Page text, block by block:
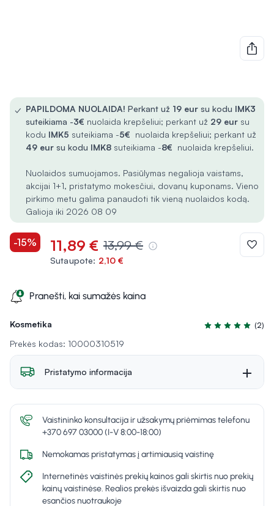
Kosmetika
Įvertinimas 4.5
(2)
Prekės kodas: 10000310519
✓ PAPILDOMA NUOLAIDA! Perkant už 19 eur su kodu IMK3
suteikiama -3€ nuolaida krepšeliui; perkant už 29 eur su
kodu IMK5 suteikiama -5€ nuolaida krepšeliui; perkant už
49 eur su kodu IMK8 suteikiama -8€ nuolaida krepšeliui.
Nuolaidos sumuojamos. Pasiūlymas negalioja vaistams,
akcijai 1+1, pristatymo mokesčiui, dovanų kuponams. Vieno
pirkimo metu galima panaudoti tik vieną nuolaidos kodą.
Galioja iki 2026 08 09
-15% 11,89 € 13,99 €
Sutaupote: 2,10 €
Pranešti, kai sumažės kaina
Pristatymo informacija
Vaistininko konsultacija ir užsakymų priėmimas telefonu
+370 697 03000 (I-V 8:00-18:00)
Nemokamas pristatymas į artimiausią vaistinę
Internetinės vaistinės prekių kainos gali skirtis nuo prekių
kainų vaistinėse. Realios prekės išvaizda gali skirtis nuo
esančios nuotraukoje